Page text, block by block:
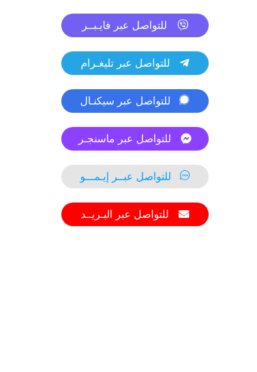
للتواصل عبر فايـبــر
للتواصل عبر تليغـرام
للتواصل عبر سيكنـال
للتواصل عبر ماسنجـر
للتواصل عبــر إيـمـــو
للتواصل عبر البـريــد